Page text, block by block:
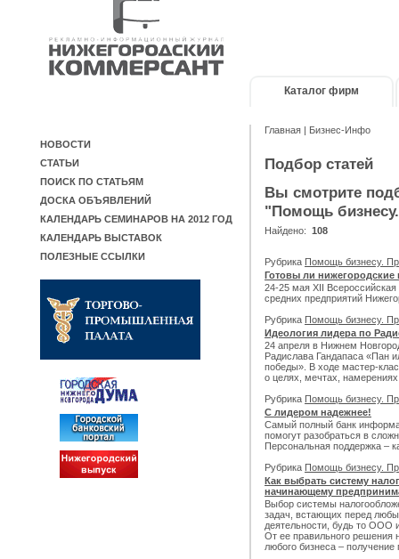
Каталог фирм
НОВОСТИ
СТАТЬИ
ПОИСК ПО СТАТЬЯМ
ДОСКА ОБЪЯВЛЕНИЙ
КАЛЕНДАРЬ СЕМИНАРОВ НА 2012 ГОД
КАЛЕНДАРЬ ВЫСТАВОК
ПОЛЕЗНЫЕ ССЫЛКИ
Главная | Бизнес-Инфо
Подбор статей
Вы смотрите
"Помощь
Найдено: 108
Рубрика Помощь бизнесу.
Готовы ли
24-25 мая XII
средних предприятий
Рубрика Помощь бизнесу.
Идеология лидера по
24 апреля в Нижнем
Радислава Гандапаса «Пан
победы». В ходе мастер-
о целях, мечтах,
Рубрика Помощь бизнесу.
С лидером надежнее!
Самый полный банк
помогут разобраться в
Персональная поддержка –
Рубрика Помощь бизнесу.
Как выбрать систему
начинающему
Выбор системы
задач, встающих перед
деятельности, будь то ООО
От ее правильного решения
любого бизнеса – получение